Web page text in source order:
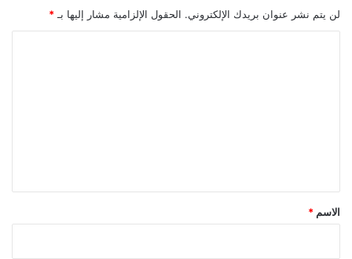
ر
ل
يً
ا
لن يتم نشر عنوان بريدك الإلكتروني. الحقول الإلزامية مشار إليها بـ *
*
الاسم *